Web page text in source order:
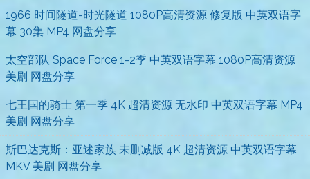
1966 时间隧道-时光隧道 1080P高清资源 修复版 中英双语字
幕 30集 MP4 网盘分享
太空部队 Space Force 1-2季 中英双语字幕 1080P高清资源
美剧 网盘分享
七王国的骑士 第一季 4K 超清资源 无水印 中英双语字幕 MP4
美剧 网盘分享
斯巴达克斯：亚述家族 未删减版 4K 超清资源 中英双语字幕
MKV 美剧 网盘分享